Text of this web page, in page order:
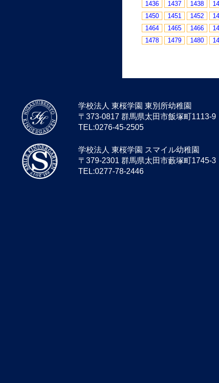
1436 1437 1438
1450
1451 1452
1464
1465 1466
1478
1479 1480
学校法人 東桜学園 東別所幼稚園
〒373-0817 群馬県太田市飯塚町1113-9
TEL:0276-45-2505
学校法人 東桜学園 スマイル幼稚園
〒379-2301 群馬県太田市藪塚町1745-3
TEL:0277-78-2446